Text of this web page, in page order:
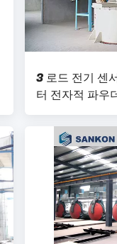
3 로드 전기 센
터 전자적 파우